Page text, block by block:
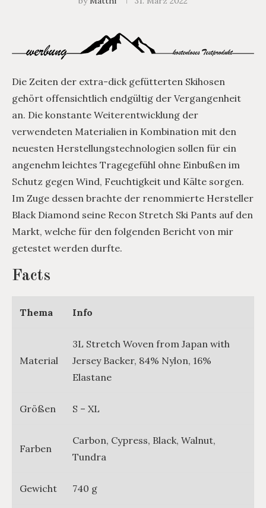
Die Zeiten der extra-dick gefütterten Skihosen
gehört offensichtlich endgültig der Vergangenheit
an. Die konstante Weiterentwicklung der
verwendeten Materialien in Kombination mit den
neuesten Herstellungstechnologien sollen für ein
angenehm leichtes Tragegefühl ohne Einbußen im
Schutz gegen Wind, Feuchtigkeit und Kälte sorgen.
Im Zuge dessen brachte der renommierte Hersteller
Black Diamond seine Recon Stretch Ski Pants auf den
Markt, welche für den folgenden Bericht von mir
getestet werden durfte.
Facts
Thema Info
Material
3L Stretch Woven from Japan with
Jersey Backer, 84% Nylon, 16%
Elastane
Größen S – XL
Farben
Carbon, Cypress, Black, Walnut,
Tundra
Gewicht 740 g